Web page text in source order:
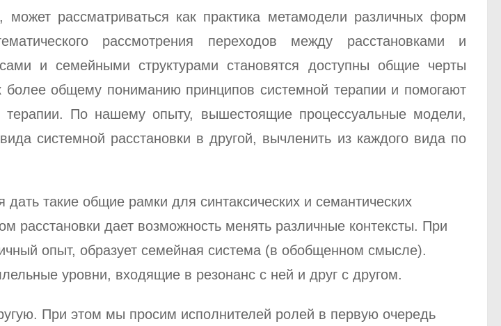
рассматриваться как практика метамодели различных форм
рассмотрения переходов между расстановками и
и семейными структурами становятся доступны общие черты
общему пониманию принципов системной терапии и помогают
По нашему опыту, вышестоящие процессуальные модели,
системной расстановки в другой, вычленить из каждого вида по
такие общие рамки для синтаксических и семантических
расстановки дает возможность менять различные контексты. При
опыт, образует семейная система (в обобщенном смысле).
уровни, входящие в резонанс с ней и друг с другом.
При этом мы просим исполнителей ролей в первую очередь